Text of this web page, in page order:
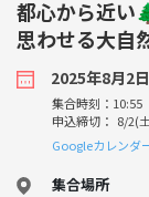
都心から近い
思わせる大自
2025年8月2
集合時刻：10:55
申込締切： 8/2(
Googleカレンダ
集合場所